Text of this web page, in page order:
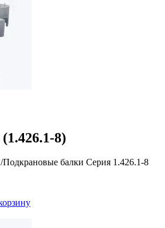
8)
балки Серия 1.426.1-8